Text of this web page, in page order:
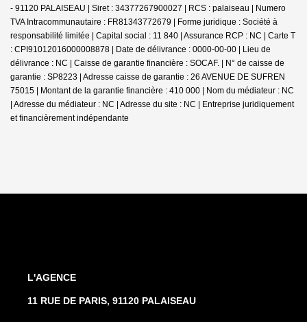
- 91120 PALAISEAU | Siret : 34377267900027 | RCS : palaiseau | Numero
TVA Intracommunautaire : FR81343772679 | Forme juridique : Société à
responsabilité limitée | Capital social : 11 840 | Assurance RCP : NC | Carte T
: CPI91012016000008878 | Date de délivrance : 0000-00-00 | Lieu de
délivrance : NC | Caisse de garantie financière : SOCAF. | N° de caisse de
garantie : SP8223 | Adresse caisse de garantie : 26 AVENUE DE SUFREN
75015 | Montant de la garantie financière : 410 000 | Nom du médiateur : NC
| Adresse du médiateur : NC | Adresse du site : NC | Entreprise juridiquement
et financièrement indépendante
L'AGENCE
11 RUE DE PARIS, 91120 PALAISEAU